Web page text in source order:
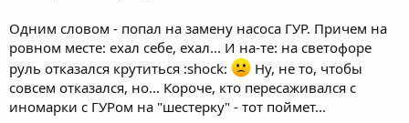
Одним словом - попал на замену насоса ГУР. Причем на
ровном месте: ехал себе, ехал... И на-те: на светофоре
руль отказался крутиться :shock:
Ну, не то, чтобы
совсем отказался, но... Короче, кто пересаживался с
иномарки с ГУРом на "шестерку" - тот поймет...